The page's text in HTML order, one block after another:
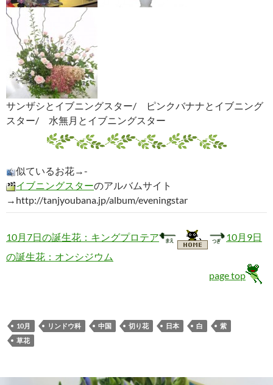
サンザシとイブニングスター/ ピンクバナナとイブニング
スター/ 水無月とイブニングスター
似ているお花→-
イブニングスターのアルバムサイト
→http://tanjyoubana.jp/album/eveningstar
10月7日の誕生花：キングプロテア
10月9日
の誕生花：オンシジウム
page top
10月 リンドウ科 中国 切り花 日本 白
紫
草花